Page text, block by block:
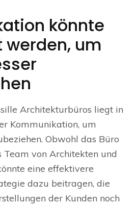
könnte
um
Architekturbüros liegt in
Kommunikation, um
Obwohl das Büro
von Architekten und
eine effektivere
dazu beitragen, die
der Kunden noch